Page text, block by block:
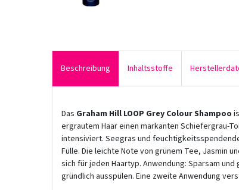
Beschreibung Inhaltsstoffe
Das Graham Hill LOOP Grey Colour Shampoo
ergrautem Haar einen markanten Schiefergrau-
intensiviert. Seegras und
Fülle. Die leichte Note von grünem Tee, Jasmin
sich für jeden Haartyp. Anwendung: Sparsam
gründlich ausspülen. Eine zweite Anwendung